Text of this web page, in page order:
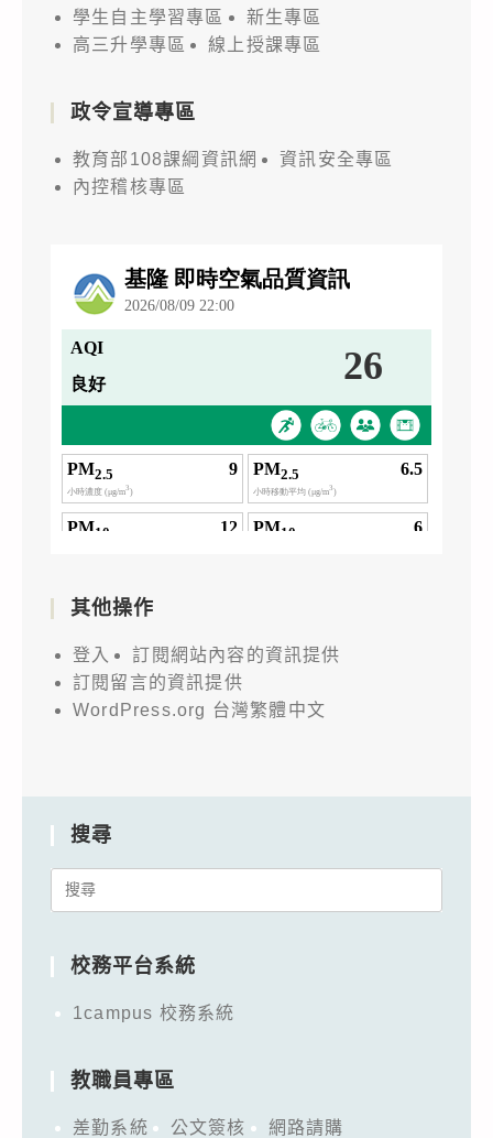
學生自主學習專區
新生專區
高三升學專區
線上授課專區
政令宣導專區
教育部108課綱資訊網
資訊安全專區
內控稽核專區
其他操作
登入
訂閱網站內容的資訊提供
訂閱留言的資訊提供
WordPress.org 台灣繁體中文
搜尋
Search
校務平台系統
1campus 校務系統
教職員專區
差勤系統 公文簽核
網路請購